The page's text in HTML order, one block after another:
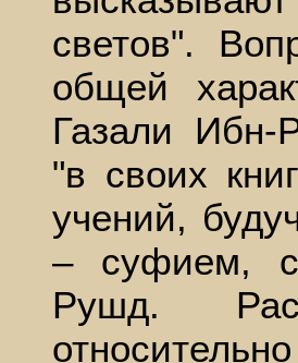
светов".
общей
Газали Ибн-
"в своих
учений,
– суфием,
Рушд.